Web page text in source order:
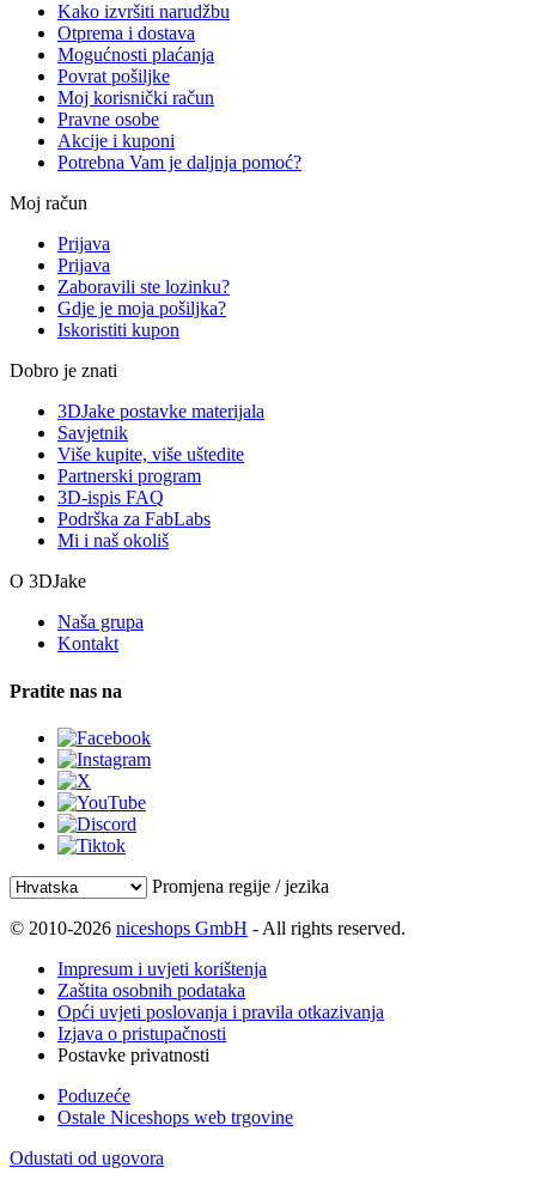
Kako izvršiti narudžbu
Otprema i dostava
Mogućnosti plaćanja
Povrat pošiljke
Moj korisnički račun
Pravne osobe
Akcije i kuponi
Potrebna Vam je daljnja pomoć?
Moj račun
Prijava
Prijava
Zaboravili ste lozinku?
Gdje je moja pošiljka?
Iskoristiti kupon
Dobro je znati
3DJake postavke materijala
Savjetnik
Više kupite, više uštedite
Partnerski program
3D-ispis FAQ
Podrška za FabLabs
Mi i naš okoliš
O 3DJake
Naša grupa
Kontakt
Pratite nas na
Promjena regije / jezika
© 2010-2026 niceshops GmbH - All rights reserved.
Impresum i uvjeti korištenja
Zaštita osobnih podataka
Opći uvjeti poslovanja i pravila otkazivanja
Izjava o pristupačnosti
Postavke privatnosti
Poduzeće
Ostale Niceshops web trgovine
Odustati od ugovora